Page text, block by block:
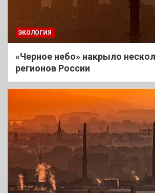
ЭКОЛОГИЯ
«Черное небо» накрыло
регионов России